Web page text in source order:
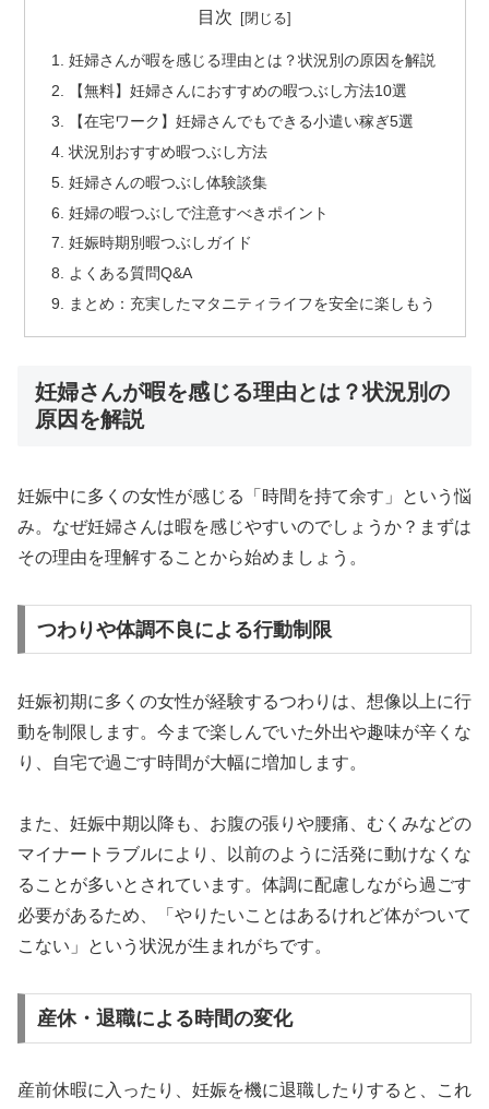
目次
妊婦さんが暇を感じる理由とは？状況別の原因を解説
【無料】妊婦さんにおすすめの暇つぶし方法10選
【在宅ワーク】妊婦さんでもできる小遣い稼ぎ5選
状況別おすすめ暇つぶし方法
妊婦さんの暇つぶし体験談集
妊婦の暇つぶしで注意すべきポイント
妊娠時期別暇つぶしガイド
よくある質問Q&A
まとめ：充実したマタニティライフを安全に楽しもう
妊婦さんが暇を感じる理由とは？状況別の
原因を解説
妊娠中に多くの女性が感じる「時間を持て余す」という悩
み。なぜ妊婦さんは暇を感じやすいのでしょうか？まずは
その理由を理解することから始めましょう。
つわりや体調不良による行動制限
妊娠初期に多くの女性が経験するつわりは、想像以上に行
動を制限します。今まで楽しんでいた外出や趣味が辛くな
り、自宅で過ごす時間が大幅に増加します。
また、妊娠中期以降も、お腹の張りや腰痛、むくみなどの
マイナートラブルにより、以前のように活発に動けなくな
ることが多いとされています。体調に配慮しながら過ごす
必要があるため、「やりたいことはあるけれど体がついて
こない」という状況が生まれがちです。
産休・退職による時間の変化
産前休暇に入ったり、妊娠を機に退職したりすると、これ